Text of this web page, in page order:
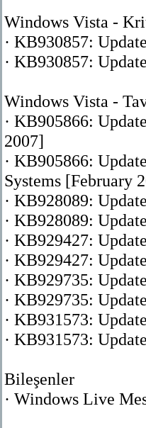
Windows Vista -
· KB930857:
· KB930857:
Windows Vista -
· KB905866:
2007]
· KB905866:
Systems [February
· KB928089:
· KB928089:
· KB929427:
· KB929427:
· KB929735:
· KB929735:
· KB931573:
· KB931573:
Bileşenler
· Windows Live